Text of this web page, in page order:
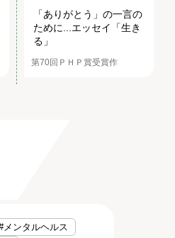
「ありがとう」の一言の
ために...エッセイ「生き
る」
第70回ＰＨＰ賞受賞作
メンタルヘルス